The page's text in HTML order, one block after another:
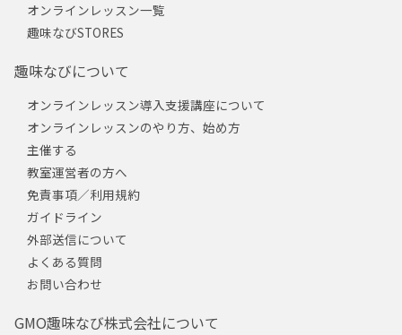
オンラインレッスン一覧
趣味なびSTORES
趣味なびについて
オンラインレッスン導入支援講座について
オンラインレッスンのやり方、始め方
主催する
教室運営者の方へ
免責事項／利用規約
ガイドライン
外部送信について
よくある質問
お問い合わせ
GMO趣味なび株式会社について